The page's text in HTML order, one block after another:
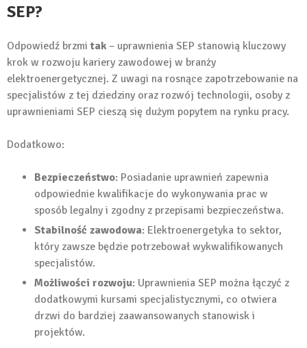
SEP?
Odpowiedź brzmitak – uprawnienia SEP stanowią kluczowy
krok w rozwoju kariery zawodowej w branży
elektroenergetycznej. Z uwagi na rosnące zapotrzebowanie na
specjalistów z tej dziedziny oraz rozwój technologii, osoby z
uprawnieniami SEP cieszą się dużym popytem na rynku pracy.
Dodatkowo:
Bezpieczeństwo: Posiadanie uprawnień zapewnia
odpowiednie kwalifikacje do wykonywania prac w
sposób legalny i zgodny z przepisami bezpieczeństwa.
Stabilność zawodowa: Elektroenergetyka to sektor,
który zawsze będzie potrzebował wykwalifikowanych
specjalistów.
Możliwości rozwoju: Uprawnienia SEP można łączyć z
dodatkowymi kursami specjalistycznymi, co otwiera
drzwi do bardziej zaawansowanych stanowisk i
projektów.